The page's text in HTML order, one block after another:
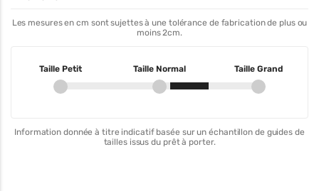
Les mesures en cm sont sujettes à une tolérance de fabrication de plus ou
moins 2cm.
Taille Petit Taille Normal Taille Grand
Information donnée à titre indicatif basée sur un échantillon de guides de
tailles issus du prêt à porter.